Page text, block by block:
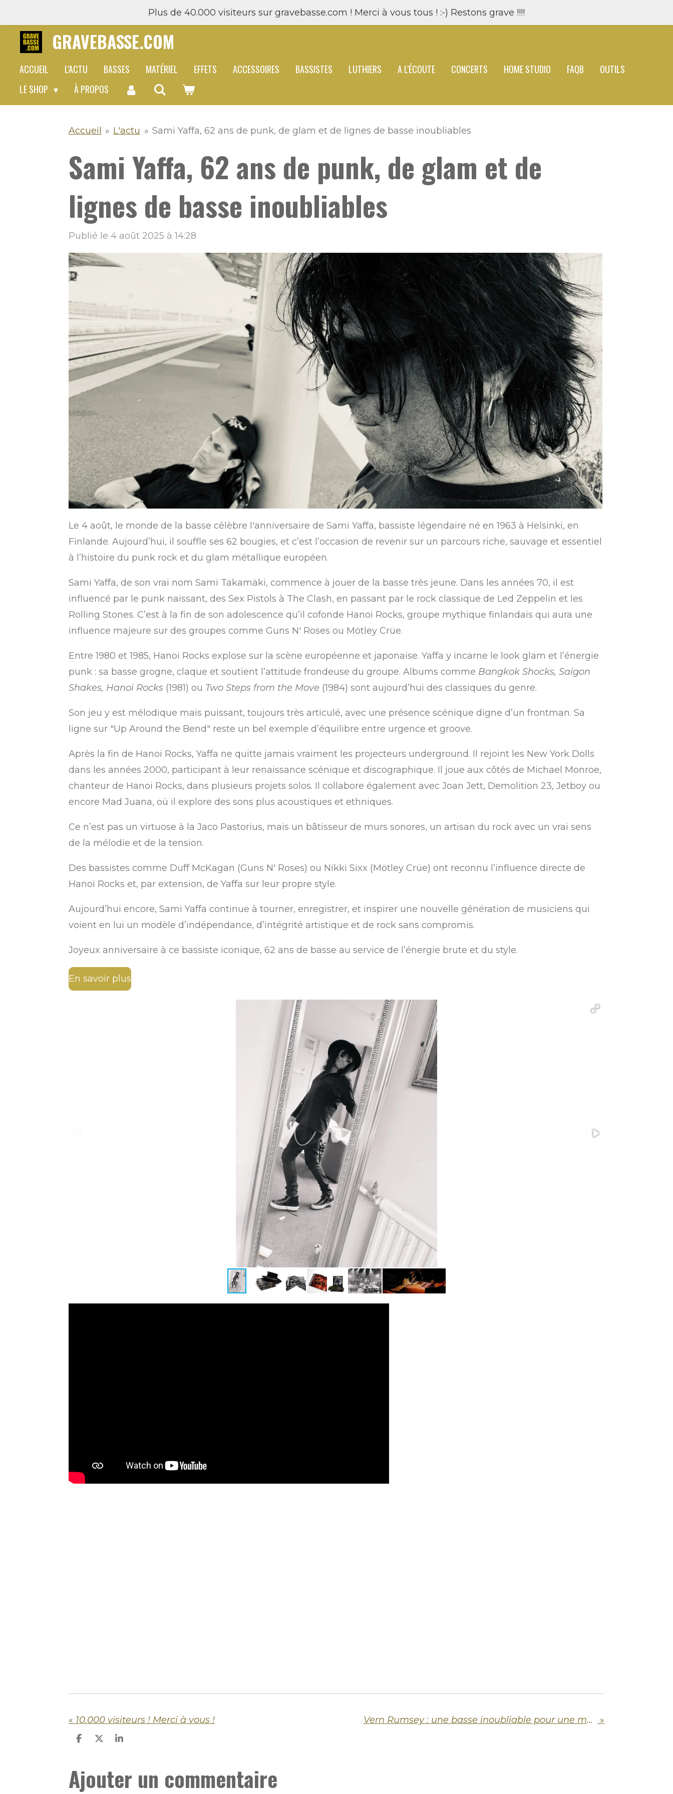
contenu
Plus de 40.000 visiteurs sur gravebasse.com ! Merci à vous tous ! :-) Restons grave !!!!
GRAVEBASSE.COM
ACCUEIL L'ACTU BASSES MATÉRIEL EFFETS ACCESSOIRES BASSISTES LUTHIERS A L'ÉCOUTE CONCERTS HOME STUDIO FAQB
OUTILS
LE SHOP
À PROPOS
Accueil » L'actu » Sami Yaffa, 62 ans de punk, de glam et de lignes de basse inoubliables
Sami Yaffa, 62 ans de punk, de glam et de
lignes de basse inoubliables
Publié le 4 août 2025 à 14:28
Le 4 août, le monde de la basse célèbre l'anniversaire de Sami Yaffa, bassiste légendaire né en 1963 à Helsinki, en
Finlande. Aujourd’hui, il souffle ses 62 bougies, et c’est l’occasion de revenir sur un parcours riche, sauvage et essentiel
à l’histoire du punk rock et du glam métallique européen.
Sami Yaffa, de son vrai nom Sami Takamäki, commence à jouer de la basse très jeune. Dans les années 70, il est
influencé par le punk naissant, des Sex Pistols à The Clash, en passant par le rock classique de Led Zeppelin et les
Rolling Stones. C’est à la fin de son adolescence qu’il cofonde Hanoi Rocks, groupe mythique finlandais qui aura une
influence majeure sur des groupes comme Guns N' Roses ou Mötley Crüe.
Entre 1980 et 1985, Hanoi Rocks explose sur la scène européenne et japonaise. Yaffa y incarne le look glam et l’énergie
punk : sa basse grogne, claque et soutient l’attitude frondeuse du groupe. Albums comme Bangkok Shocks, Saigon
Shakes, Hanoi Rocks (1981) ou Two Steps from the Move (1984) sont aujourd’hui des classiques du genre.
Son jeu y est mélodique mais puissant, toujours très articulé, avec une présence scénique digne d’un frontman. Sa
ligne sur "Up Around the Bend" reste un bel exemple d’équilibre entre urgence et groove.
Après la fin de Hanoi Rocks, Yaffa ne quitte jamais vraiment les projecteurs underground. Il rejoint les New York Dolls
dans les années 2000, participant à leur renaissance scénique et discographique. Il joue aux côtés de Michael Monroe,
chanteur de Hanoi Rocks, dans plusieurs projets solos. Il collabore également avec Joan Jett, Demolition 23, Jetboy ou
encore Mad Juana, où il explore des sons plus acoustiques et ethniques.
Ce n’est pas un virtuose à la Jaco Pastorius, mais un bâtisseur de murs sonores, un artisan du rock avec un vrai sens
de la mélodie et de la tension.
Des bassistes comme Duff McKagan (Guns N' Roses) ou Nikki Sixx (Mötley Crüe) ont reconnu l’influence directe de
Hanoi Rocks et, par extension, de Yaffa sur leur propre style.
Aujourd’hui encore, Sami Yaffa continue à tourner, enregistrer, et inspirer une nouvelle génération de musiciens qui
voient en lui un modèle d’indépendance, d’intégrité artistique et de rock sans compromis.
Joyeux anniversaire à ce bassiste iconique, 62 ans de basse au service de l’énergie brute et du style.
En savoir plus
« 10.000 visiteurs ! Merci à vous ! Vern Rumsey : une basse inoubliable pour une musique sans compromis »
P
a
g
P
a
g
P
a
g
Ajouter un commentaire